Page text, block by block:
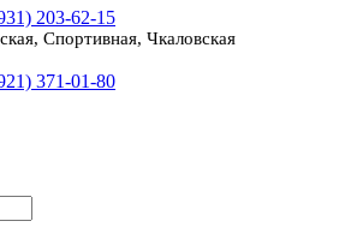
203-62-15
Спортивная, Чкаловская
371-01-80